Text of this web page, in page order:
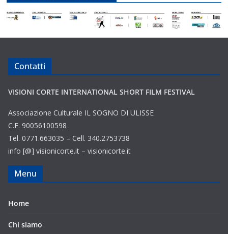
Contatti
VISIONI CORTE INTERNATIONAL SHORT FILM FESTIVAL
Associazione Culturale IL SOGNO DI ULISSE
C.F. 90056100598
Tel. 0771.663035 – Cell. 340.2753738
info [@] visionicorte.it – visionicorte.it
Menu
Home
Chi siamo